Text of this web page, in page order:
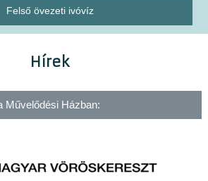
Felső övezeti ivóvíz
Hírek
Művelődési Házban: